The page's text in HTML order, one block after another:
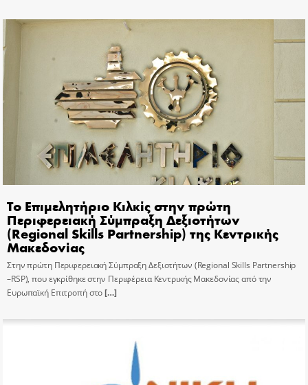
Το Επιμελητήριο Κιλκίς στην πρώτη
Περιφερειακή Σύμπραξη Δεξιοτήτων
(Regional Skills Partnership) της Κεντρικής
Μακεδονίας
Στην πρώτη Περιφερειακή Σύμπραξη Δεξιοτήτων (Regional Skills Partnership
–RSP), που εγκρίθηκε στην Περιφέρεια Κεντρικής Μακεδονίας από την
Ευρωπαϊκή Επιτροπή στο[…]